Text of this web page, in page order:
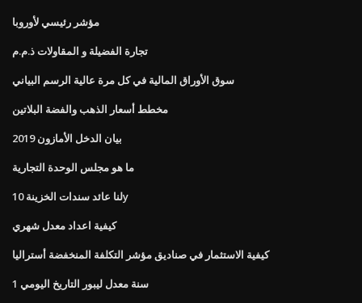
مؤشر رئيسي لأوروبا
تجارة الفضيلة و المقاولات ذ.م.م
سوق الأوراق المالية في كل مرة عالية الرسم البياني
مخطط أسعار الذهب والفضة البلاتين
بيان الدخل الأمازون 2019
ما هو مجلس الوحدة التجارية
لنا عائد سندات الخزينة 10y
كيفية اعداد معدل شهري
كيفية الاستثمار في صناديق مؤشر التكلفة المنخفضة أستراليا
1 سنة معدل ليبور التاريخ اليومي